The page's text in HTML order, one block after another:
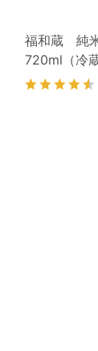
福和蔵 純
720ml（冷蔵